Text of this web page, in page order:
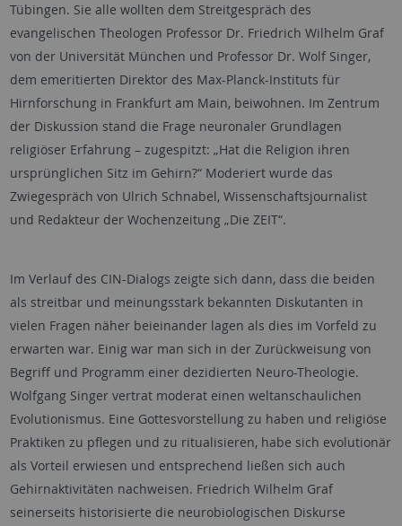
Tübingen. Sie alle wollten dem Streitgespräch des
evangelischen Theologen Professor Dr. Friedrich Wilhelm Graf
von der Universität München und Professor Dr. Wolf Singer,
dem emeritierten Direktor des Max-Planck-Instituts für
Hirnforschung in Frankfurt am Main, beiwohnen. Im Zentrum
der Diskussion stand die Frage neuronaler Grundlagen
religiöser Erfahrung – zugespitzt: „Hat die Religion ihren
ursprünglichen Sitz im Gehirn?“ Moderiert wurde das
Zwiegespräch von Ulrich Schnabel, Wissenschaftsjournalist
und Redakteur der Wochenzeitung „Die ZEIT“.
Im Verlauf des CIN-Dialogs zeigte sich dann, dass die beiden
als streitbar und meinungsstark bekannten Diskutanten in
vielen Fragen näher beieinander lagen als dies im Vorfeld zu
erwarten war. Einig war man sich in der Zurückweisung von
Begriff und Programm einer dezidierten Neuro-Theologie.
Wolfgang Singer vertrat moderat einen weltanschaulichen
Evolutionismus. Eine Gottesvorstellung zu haben und religiöse
Praktiken zu pflegen und zu ritualisieren, habe sich evolutionär
als Vorteil erwiesen und entsprechend ließen sich auch
Gehirnaktivitäten nachweisen. Friedrich Wilhelm Graf
seinerseits historisierte die neurobiologischen Diskurse